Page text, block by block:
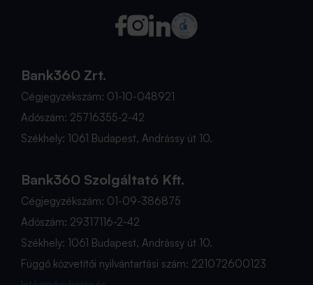
Bank360 Zrt.
Cégjegyzékszám: 01-10-048921
Adószám: 25716355-2-42
Székhely: 1061 Budapest, Andrássy út 10.
Bank360 Szolgáltató Kft.
Cégjegyzékszám: 01-09-386875
Adószám: 29317116-2-42
Székhely: 1061 Budapest, Andrássy út 10.
Függő közvetítői nyilvántartási szám: 221072600123